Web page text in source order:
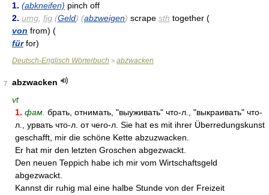
1. (abkneifen) pinch off
2. umg fig (Geld) (abzweigen) scrape sth together (
von from) (
fürfor)
Deutsch-Englisch Wörterbuch > abzwacken
7
abzwacken
vt
1. фам. брать, отнимать, "выуживать" что-л., "выкраивать" что-
л., урвать что-л. от чего-л. Sie hat es mit ihrer Überredungskunst
geschafft, mir die schöne Kette abzuzwacken.
Er hat mir den letzten Groschen abgezwackt.
Den neuen Teppich habe ich mir vom Wirtschaftsgeld
abgezwackt.
Kannst dir ruhig mal eine halbe Stunde von der Freizeit